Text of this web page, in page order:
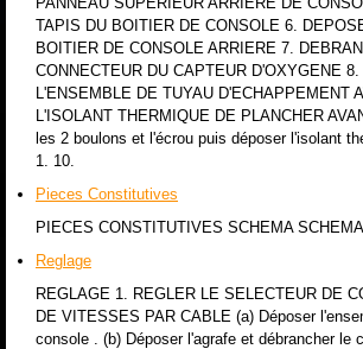
TAPIS DU BOITIER DE CONSOLE 6.
BOITIER DE CONSOLE ARRIERE 7.
CONNECTEUR DU CAPTEUR D'OXYGENE
L'ENSEMBLE DE TUYAU D'ECHAPPEMENT
L'ISOLANT THERMIQUE DE PLANCHER
les 2 boulons et l'écrou puis déposer l'isolant
1. 10.
Pieces Constitutives
PIECES CONSTITUTIVES SCHEMA SCHEMA
Reglage
REGLAGE 1. REGLER LE SELECTEUR DE
DE VITESSES PAR CABLE (a) Déposer
console . (b) Déposer l'agrafe et débrancher le